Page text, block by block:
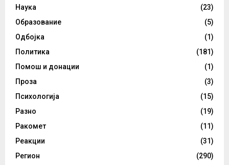
Наука
(23)
Образование
(5)
Одбојка
(1)
Политика
(181)
Помош и донации
(1)
Проза
(3)
Психологија
(15)
Разно
(19)
Ракомет
(11)
Реакции
(31)
Регион
(290)